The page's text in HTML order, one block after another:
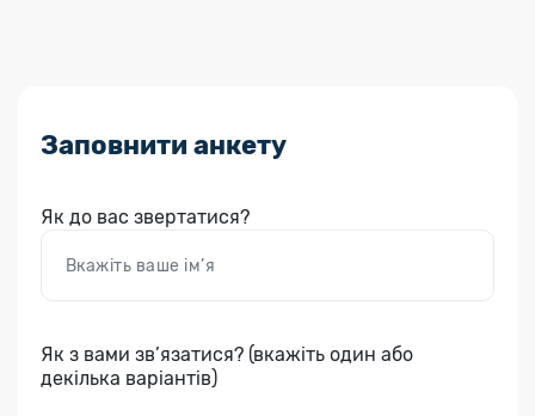
Заповнити анкету
Як до вас звертатися?
Як з вами зв’язатися? (вкажіть один або
декілька варіантів)